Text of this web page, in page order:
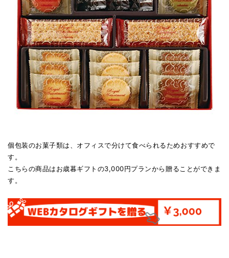
個包装のお菓子類は、オフィスで分けて食べられるためおすすめで
す。
こちらの商品はお歳暮ギフトの3,000円プランから贈ることができま
す。